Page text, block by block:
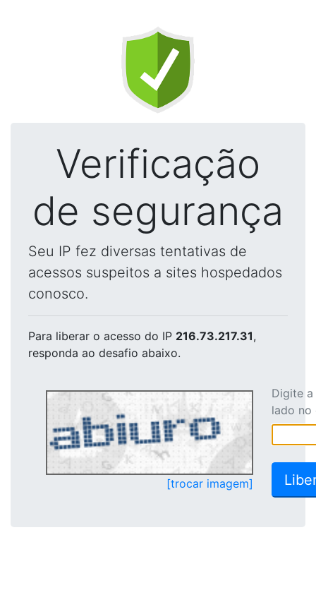
Verificação
de segurança
Seu IP fez diversas tentativas de
acessos suspeitos a sites hospedados
conosco.
Para liberar o acesso do IP 216.73.217.31,
responda ao desafio abaixo.
[trocar imagem]
Digite
lado no